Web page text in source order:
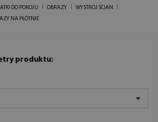
DO POKOJU
OBRAZY
WYSTRÓJ ŚCIAN
NA PŁÓTNIE
produktu: